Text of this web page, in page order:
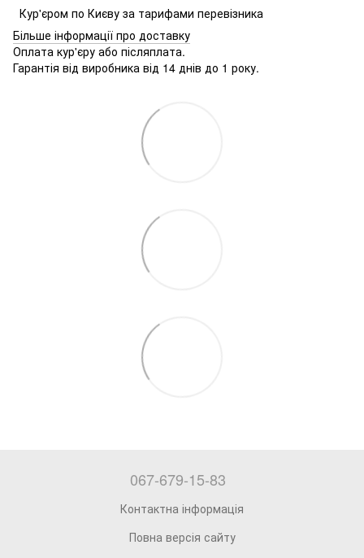
Кур'єром по Києву за тарифами перевізника
Більше інформації про доставку
Оплата кур'єру або післяплата.
Гарантія від виробника від 14 днів до 1 року.
067-679-15-83
Контактна інформація
Повна версія сайту